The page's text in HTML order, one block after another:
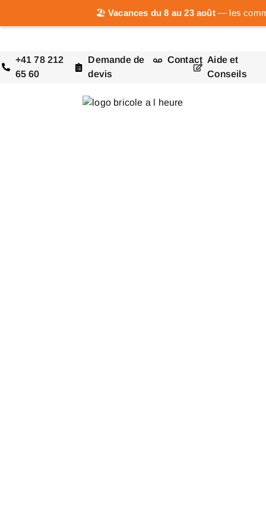
🏖️Vacances du 8 au 23 août— les
+41 78 212
65 60
Demande de
devis
Contact Aide et
Conseils